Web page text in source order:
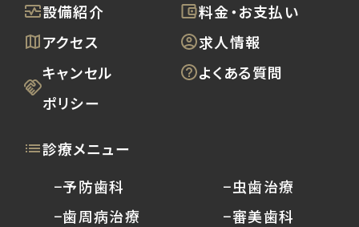
設備紹介
料金・お支払い
アクセス
求人情報
キャンセル
ポリシー
よくある質問
診療メニュー
−予防歯科
−歯周病治療
−虫歯治療
−審美歯科